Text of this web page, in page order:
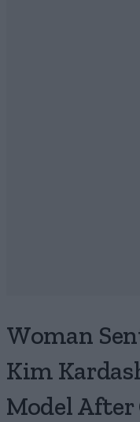
Woman
Kim
Model